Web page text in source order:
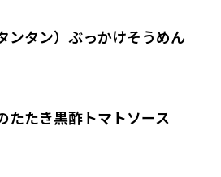
ンタン）ぶっかけそうめん
たたき黒酢トマトソース